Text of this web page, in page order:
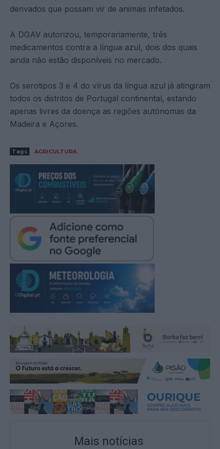
derivados que possam vir de animais infetados.
A DGAV autorizou, temporariamente, três
medicamentos contra a língua azul, dois dos quais
ainda não estão disponíveis no mercado.
Os serotipos 3 e 4 do vírus da língua azul já atingiram
todos os distritos de Portugal continental, estando
apenas livres da doença as regiões autónomas da
Madeira e Açores.
Tags AGRICULTURA
Mais notícias